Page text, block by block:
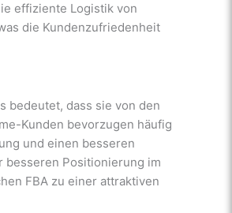
effiziente Logistik von
die Kundenzufriedenheit
bedeutet, dass sie von den
Kunden bevorzugen häufig
und einen besseren
besseren Positionierung im
FBA zu einer attraktiven